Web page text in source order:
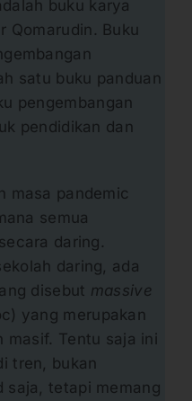
buku karya
Qomarudin. Buku
satu buku panduan
pengembangan
pendidikan dan
masa pandemic
semua
daring.
daring, ada
disebut massive
yang merupakan
masif. Tentu saja ini
tren, bukan
saja, tetapi memang